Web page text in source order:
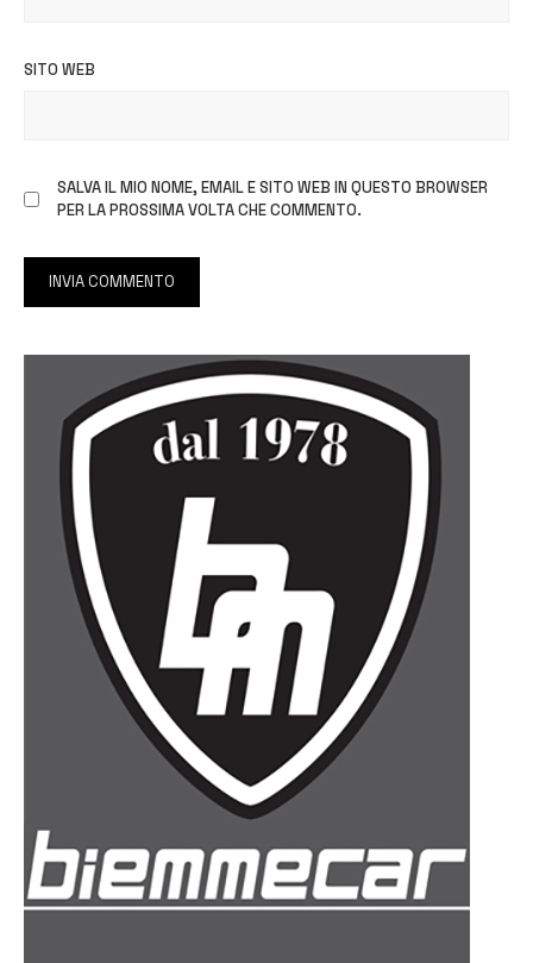
SITO WEB
SALVA IL MIO NOME, EMAIL E SITO WEB IN QUESTO BROWSER
PER LA PROSSIMA VOLTA CHE COMMENTO.